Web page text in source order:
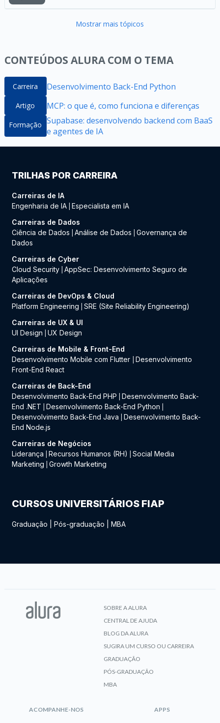
Mostrar mais tópicos
CONTEÚDOS ALURA COM O TEMA
Carreira Desenvolvimento Back-End Python
Artigo MCP: o que é, como funciona e diferenças
Formação Supabase: desenvolvendo backend com BaaS
e agentes de IA
TRILHAS POR CARREIRA
Carreiras de IA
Engenharia de IA Especialista em IA
Carreiras de Dados
Ciência de Dados
Análise de Dados
Governança de
Dados
Carreiras de Cyber
Cloud Security AppSec: Desenvolvimento Seguro de
Aplicações
Carreiras de DevOps & Cloud
Platform Engineering
SRE (Site Reliability Engineering)
Carreiras de UX & UI
UI Design
UX Design
Carreiras de Mobile & Front-End
Desenvolvimento Mobile com Flutter
Desenvolvimento
Front-End React
Carreiras de Back-End
Desenvolvimento Back-End PHP
Desenvolvimento Back-
End .NET
Desenvolvimento Back-End Python
Desenvolvimento Back-End Java
Desenvolvimento Back-
End Node.js
Carreiras de Negócios
Liderança
Recursos Humanos (RH)
Social Media
Marketing
Growth Marketing
CURSOS UNIVERSITÁRIOS FIAP
Graduação Pós-graduação MBA
SOBRE A ALURA
CENTRAL DE AJUDA
BLOG DA ALURA
SUGIRA UM CURSO OU CARREIRA
GRADUAÇÃO
PÓS-GRADUAÇÃO
MBA
ACOMPANHE-NOS APPS